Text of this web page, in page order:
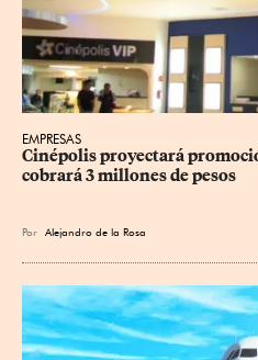
EMPRESAS
Cinépolis proyectará
cobrará 3 millones de pesos
Por Alejandro de la Rosa